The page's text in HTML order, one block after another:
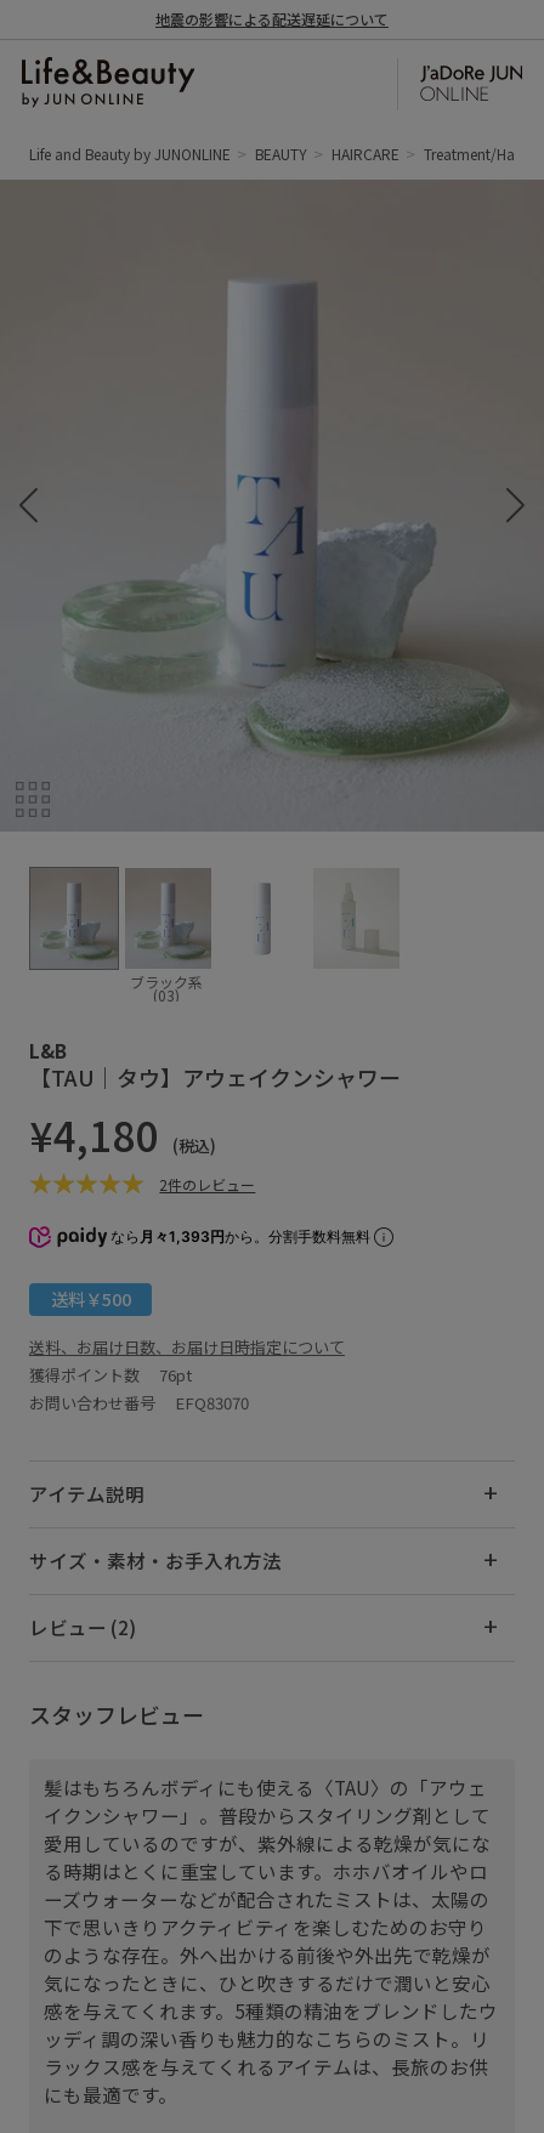
地震の影響による配送遅延について
Life and Beauty by JUNONLINE BEAUTY HAIRCARE Treatment/Hair
ブラック系
(03)
L&B
【TAU｜タウ】アウェイクンシャワー
¥4,180 (税込)
2件のレビュー
なら 月々1,393円から。分割手数料無料
送料￥500
送料、お届け日数、お届け日時指定について
獲得ポイント数 76pt
お問い合わせ番号 EFQ83070
アイテム説明
サイズ・素材・お手入れ方法
レビュー (2)
スタッフレビュー
髪はもちろんボディにも使える〈TAU〉の「アウェ
イクンシャワー」。普段からスタイリング剤として
愛用しているのですが、紫外線による乾燥が気にな
る時期はとくに重宝しています。ホホバオイルやロ
ーズウォーターなどが配合されたミストは、太陽の
下で思いきりアクティビティを楽しむためのお守り
のような存在。外へ出かける前後や外出先で乾燥が
気になったときに、ひと吹きするだけで潤いと安心
感を与えてくれます。5種類の精油をブレンドしたウ
ッディ調の深い香りも魅力的なこちらのミスト。リ
ラックス感を与えてくれるアイテムは、長旅のお供
にも最適です。